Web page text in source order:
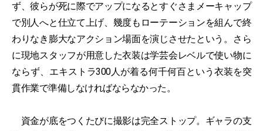
ず、彼らが死に際でアップになるとすぐさまメーキャップ
で別人へと仕立て上げ、幾度もローテーションを組んで終
わりなき膨大なアクション場面を演じさせたという。さら
に現地スタッフが用意した衣装は学芸会レベルで使い物に
ならず、エキストラ300人が着る何千何百という衣装を突
貫作業で準備しなければならなかった。
資金が底をつくたびに撮影は完全ストップ。ギャラの支